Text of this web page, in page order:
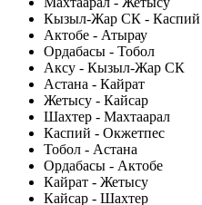
Кызыл-Жар СК - Каспий
Актобе - Атырау
Ордабасы - Тобол
Аксу - Кызыл-Жар СК
Астана - Кайрат
Жетысу - Кайсар
Шахтер - Махтаарал
Каспий - Окжетпес
Тобол - Астана
Ордабасы - Актобе
Кайрат - Жетысу
Кайсар - Шахтер